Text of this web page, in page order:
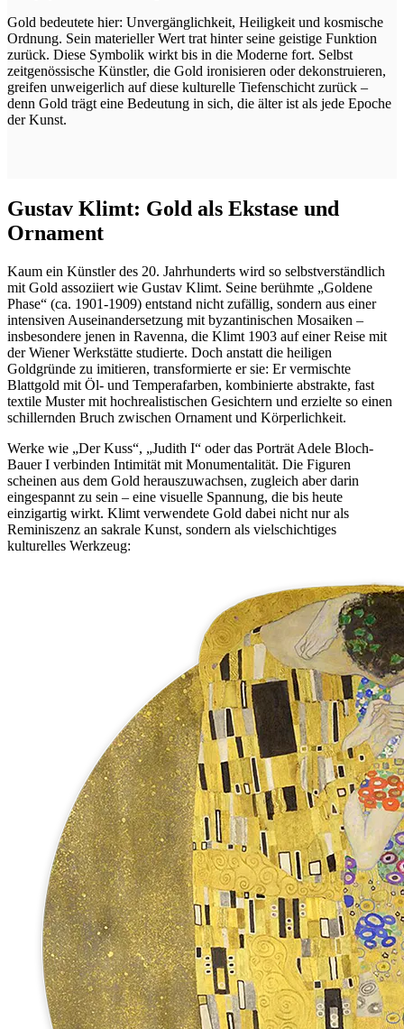
Gold bedeutete hier: Unvergänglichkeit, Heiligkeit und kosmische
Ordnung. Sein materieller Wert trat hinter seine geistige Funktion
zurück. Diese Symbolik wirkt bis in die Moderne fort. Selbst
zeitgenössische Künstler, die Gold ironisieren oder dekonstruieren,
greifen unweigerlich auf diese kulturelle Tiefenschicht zurück –
denn Gold trägt eine Bedeutung in sich, die älter ist als jede Epoche
der Kunst.
Gustav Klimt: Gold als Ekstase und
Ornament
Kaum ein Künstler des 20. Jahrhunderts wird so selbstverständlich
mit Gold assoziiert wie Gustav Klimt. Seine berühmte „Goldene
Phase“ (ca. 1901-1909) entstand nicht zufällig, sondern aus einer
intensiven Auseinandersetzung mit byzantinischen Mosaiken –
insbesondere jenen in Ravenna, die Klimt 1903 auf einer Reise mit
der Wiener Werkstätte studierte. Doch anstatt die heiligen
Goldgründe zu imitieren, transformierte er sie: Er vermischte
Blattgold mit Öl- und Temperafarben, kombinierte abstrakte, fast
textile Muster mit hochrealistischen Gesichtern und erzielte so einen
schillernden Bruch zwischen Ornament und Körperlichkeit.
Werke wie „Der Kuss“, „Judith I“ oder das Porträt Adele Bloch-
Bauer I verbinden Intimität mit Monumentalität. Die Figuren
scheinen aus dem Gold herauszuwachsen, zugleich aber darin
eingespannt zu sein – eine visuelle Spannung, die bis heute
einzigartig wirkt. Klimt verwendete Gold dabei nicht nur als
Reminiszenz an sakrale Kunst, sondern als vielschichtiges
kulturelles Werkzeug: